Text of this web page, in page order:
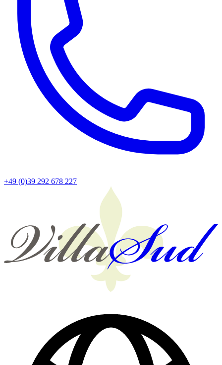
+49 (0)39 292 678 227